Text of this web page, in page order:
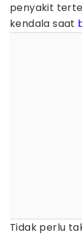
penyakit
kendala saat
Tidak perlu